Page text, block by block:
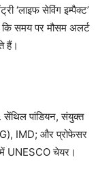
‘लाइफ सेविंग इम्पैक्ट’
कि समय पर मौसम अलर्ट
हैं।
पांडियन, संयुक्त
IMD; और प्रोफेसर
UNESCO चेयर।